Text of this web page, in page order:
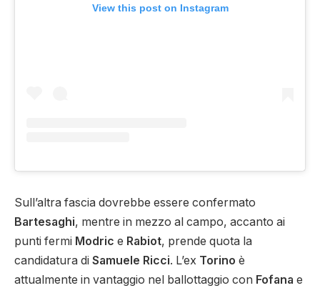
View this post on Instagram
Sull’altra fascia dovrebbe essere confermato
Bartesaghi, mentre in mezzo al campo, accanto ai
punti fermi Modric e Rabiot, prende quota la
candidatura di Samuele Ricci. L’ex Torino è
attualmente in vantaggio nel ballottaggio con Fofana e